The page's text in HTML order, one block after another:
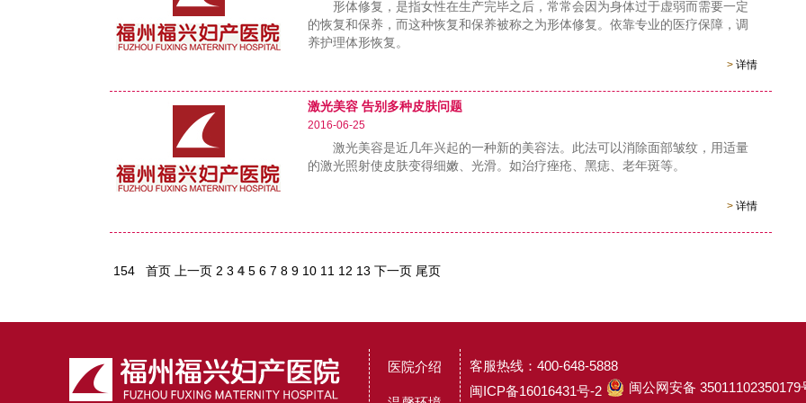
形体修复，是指女性在生产完毕之后，常常会因为身体过于虚弱而需要一定
的恢复和保养，而这种恢复和保养被称之为形体修复。依靠专业的医疗保障，调
养护理体形恢复。
> 详情
激光美容 告别多种皮肤问题
2016-06-25
激光美容是近几年兴起的一种新的美容法。此法可以消除面部皱纹，用适量
的激光照射使皮肤变得细嫩、光滑。如治疗痤疮、黑痣、老年斑等。
> 详情
154 首页 上一页 2 3 4 5 6 7 8 9 10 11 12 13 下一页 尾页
医院介绍
客服热线：400-648-5888
闽ICP备16016431号-2
闽公网安备 35011102350179